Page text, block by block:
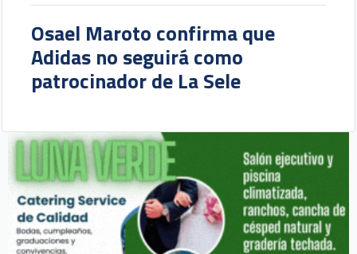
Osael Maroto confirma que
Adidas no seguirá como
patrocinador de La Sele